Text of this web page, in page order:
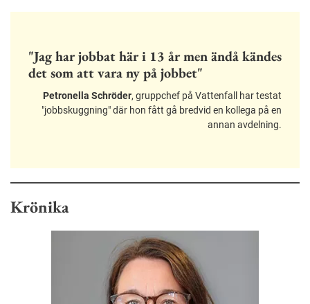
"Jag har jobbat här i 13 år men ändå kändes
det som att vara ny på jobbet"
Petronella Schröder, gruppchef på Vattenfall har testat
"jobbskuggning" där hon fått gå bredvid en kollega på en
annan avdelning.
Krönika